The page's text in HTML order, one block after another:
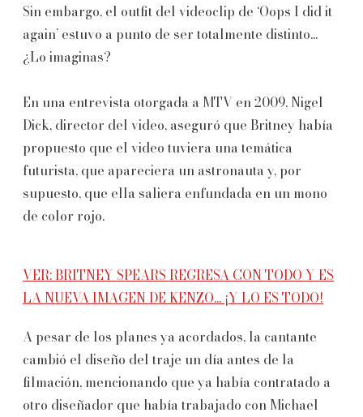
Sin embargo, el outfit del videoclip de ‘Oops I did it
again’ estuvo a punto de ser totalmente distinto...
¿Lo imaginas?
En una entrevista otorgada a MTV en 2009, Nigel
Dick, director del video, aseguró que Britney había
propuesto que el video tuviera una temática
futurista, que apareciera un astronauta y, por
supuesto, que ella saliera enfundada en un mono
de color rojo.
VER: BRITNEY SPEARS REGRESA CON TODO Y ES
LA NUEVA IMAGEN DE KENZO... ¡Y LO ES TODO!
A pesar de los planes ya acordados, la cantante
cambió el diseño del traje un día antes de la
filmación, mencionando que ya había contratado a
otro diseñador que había trabajado con Michael